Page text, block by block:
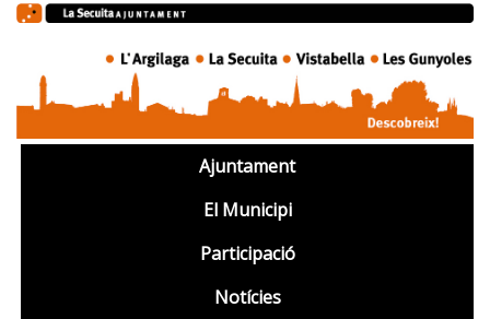
Ajuntament
El Municipi
Participació
Notícies